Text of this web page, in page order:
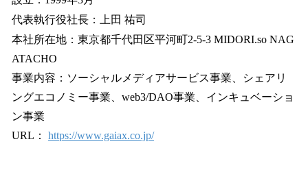
代表執行役社長：上田 祐司
本社所在地：東京都千代田区平河町2-5-3 MIDORI.so NAG
ATACHO
事業内容：ソーシャルメディアサービス事業、シェアリ
ングエコノミー事業、web3/DAO事業、インキュベーショ
ン事業
URL： https://www.gaiax.co.jp/